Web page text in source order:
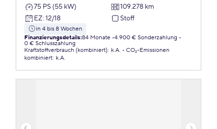
75 PS (55 kW)
109.278 km
EZ: 12/18 Stoff
in 4 bis 8 Wochen
Finanzierungsdetails:84 Monate 4.900 € Sonderzahlung
0 € Schlusszahlung
Kraftstoffverbrauch (kombiniert): k.A.
CO₂-Emissionen
kombiniert: k.A.